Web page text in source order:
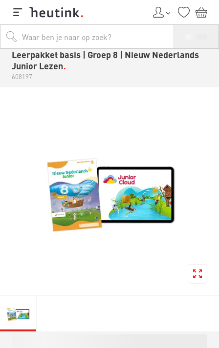
Leerpakket basis | Groep 8 | Nieuw Nederlands
Junior Lezen
608197